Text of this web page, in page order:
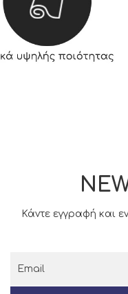
Κάντε εγγραφή και